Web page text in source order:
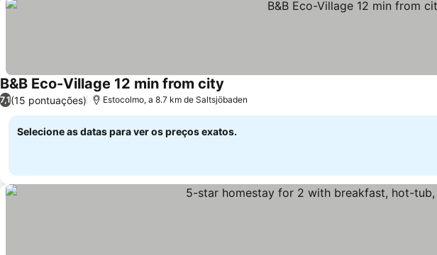
B&B Eco-Village 12 min from city
7,1(15 pontuações) Estocolmo, a 8.7 km de Saltsjöbaden
Selecione as datas para ver os preços exatos.